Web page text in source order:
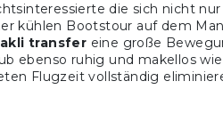
die sich nicht
kühlen Bootstour auf dem
transfer eine große
ebenso ruhig und makellos
Flugzeit vollständig